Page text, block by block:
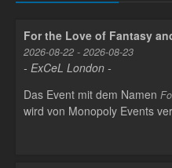
For the Love of Fantasy
2026-08-22 - 2026-08-23
- ExCeL London -
Das Event mit dem Namen
wird von Monopoly Events